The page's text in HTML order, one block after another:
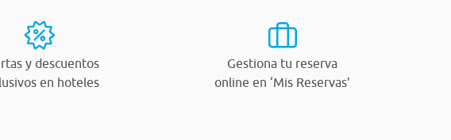
y descuentos
en hoteles
Gestiona tu reserva
online en ‘Mis Reservas’